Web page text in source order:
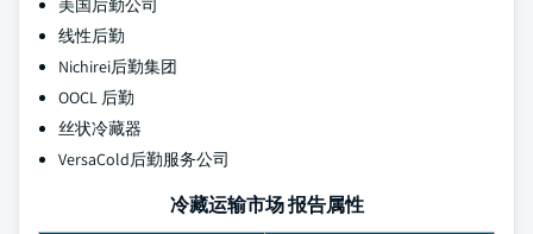
美国后勤公司
线性后勤
Nichirei后勤集团
OOCL 后勤
丝状冷藏器
VersaCold后勤服务公司
冷藏运输市场 报告属性